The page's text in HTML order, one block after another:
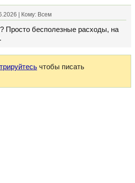
| Кому: Всем
Просто бесполезные расходы, на
чтобы писать